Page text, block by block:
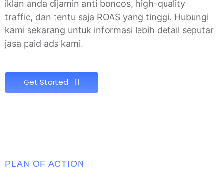
iklan anda dijamin anti boncos, high-quality
traffic, dan tentu saja ROAS yang tinggi. Hubungi
kami sekarang untuk informasi lebih detail seputar
jasa paid ads kami.
Get Started
PLAN OF ACTION